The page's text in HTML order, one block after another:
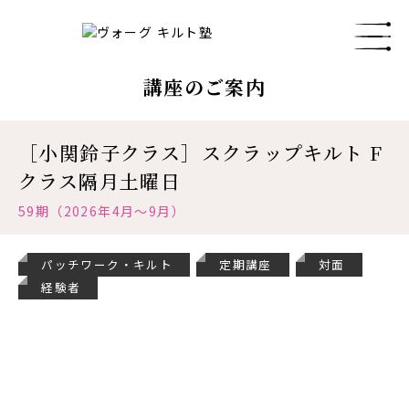
講座のご案内
［小関鈴子クラス］スクラップキルト F
クラス隔月土曜日
59期（2026年4月～9月）
パッチワーク・キルト 定期講座
対面
経験者